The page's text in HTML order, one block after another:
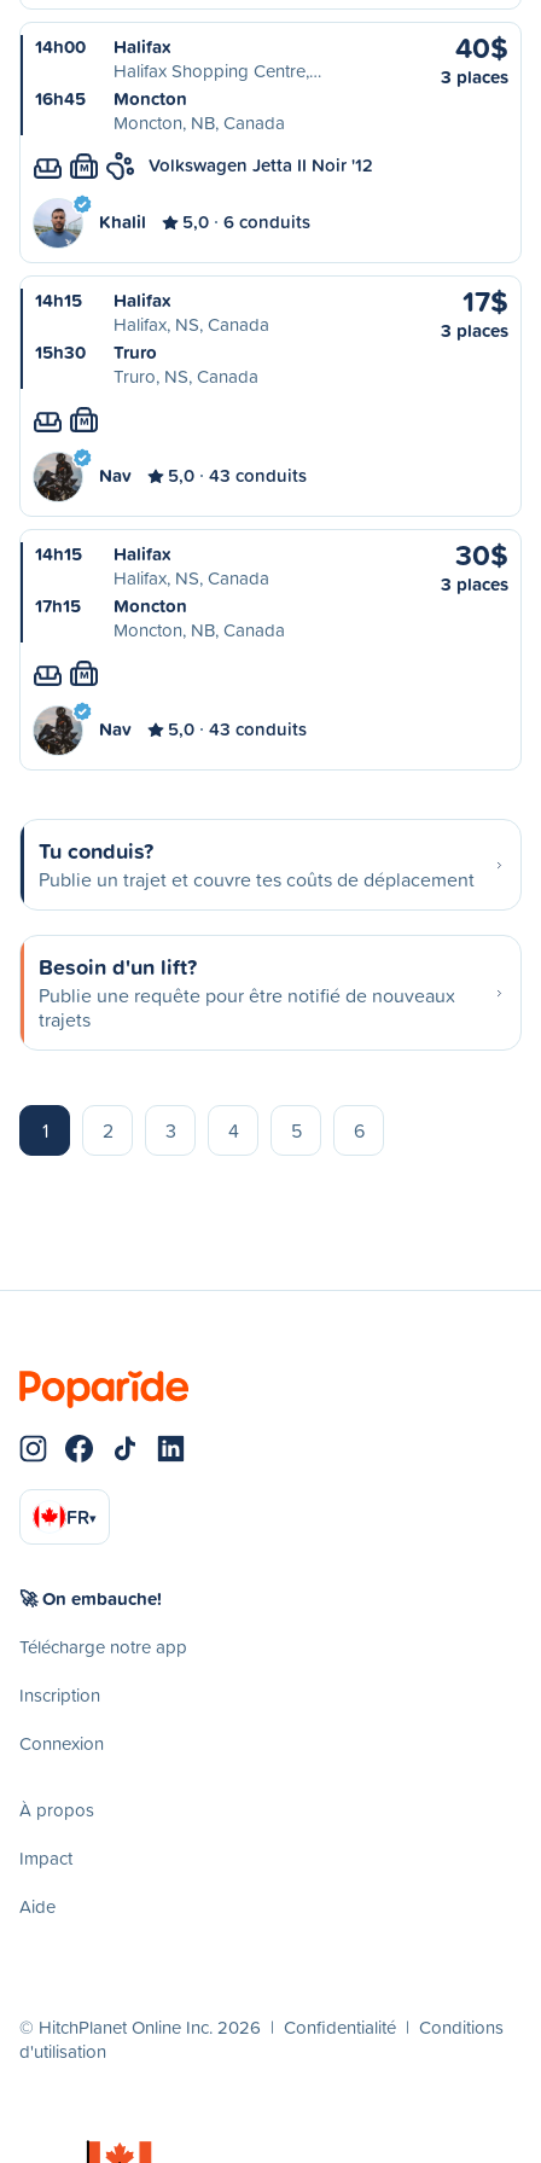
14h00
Halifax
Halifax Shopping Centre,…
16h45
Moncton
Moncton, NB, Canada
40$
3 places
M Volkswagen Jetta II Noir '12
Khalil 5,0 6 conduits
14h15
Halifax
Halifax, NS, Canada
15h30
Truro
Truro, NS, Canada
17$
3 places
M
Nav 5,0 43 conduits
14h15
Halifax
Halifax, NS, Canada
17h15
Moncton
Moncton, NB, Canada
30$
3 places
M
Nav 5,0 43 conduits
Tu conduis?
Publie un trajet et couvre tes coûts de déplacement
Besoin d'un lift?
Publie une requête pour être notifié de nouveaux
trajets
1 2 3 4 5 6
FR▾
🚀 On embauche!
Télécharge notre app
Inscription
Connexion
À propos
Impact
Aide
© HitchPlanet Online Inc. 2026 | Confidentialité | Conditions
d'utilisation